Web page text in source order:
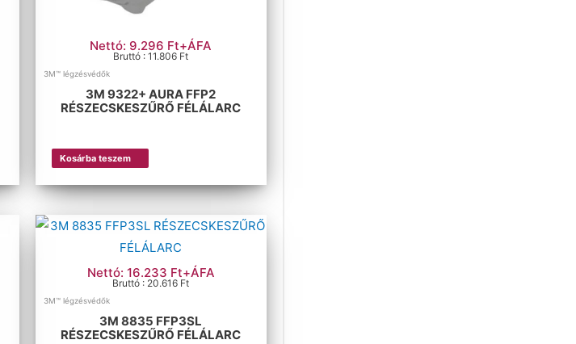
Nettó: 9.296 Ft+ÁFA
Bruttó : 11.806 Ft
3M™ légzésvédők
3M 9322+ AURA FFP2
RÉSZECSKESZŰRŐ FÉLÁLARC
Kosárba teszem
Nettó: 16.233 Ft+ÁFA
Bruttó : 20.616 Ft
3M™ légzésvédők
3M 8835 FFP3SL
RÉSZECSKESZŰRŐ FÉLÁLARC